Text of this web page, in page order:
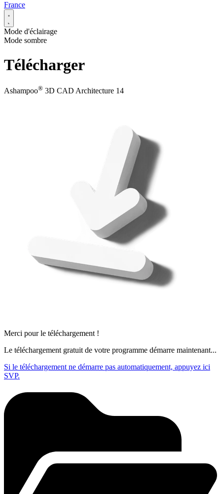
France
Mode d'éclairage
Mode sombre
Télécharger
Ashampoo® 3D CAD Architecture 14
Merci pour le téléchargement !
Le téléchargement gratuit de votre programme démarre maintenant...
Si le téléchargement ne démarre pas automatiquement, appuyez ici
SVP.